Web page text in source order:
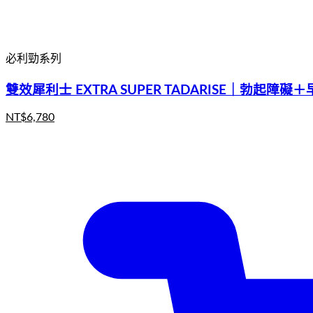
必利勁系列
雙效犀利士 EXTRA SUPER TADARISE｜勃起障礙＋
NT$6,780